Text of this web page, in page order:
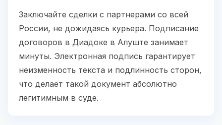
Заключайте сделки с партнерами со всей
России, не дожидаясь курьера. Подписание
договоров в Диадоке в Алуште занимает
минуты. Электронная подпись гарантирует
неизменность текста и подлинность сторон,
что делает такой документ абсолютно
легитимным в суде.